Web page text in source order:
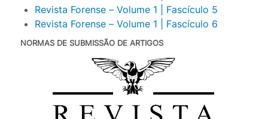
Revista Forense – Volume 1 | Fascículo 5
Revista Forense – Volume 1 | Fascículo 6
NORMAS DE SUBMISSÃO DE ARTIGOS